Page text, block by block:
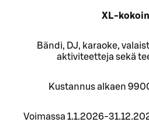
XL-
Bändi, DJ, karaoke,
aktiviteetteja sekä
Kustannus alkaen
Voimassa 1.1.2026-